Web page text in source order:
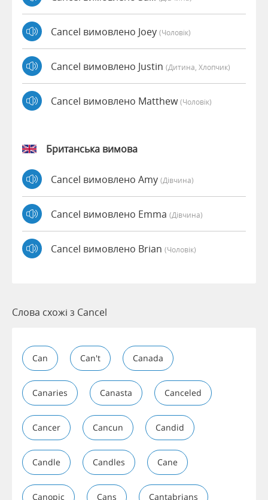
Cancel вимовлено Joey (чоловік)
Cancel вимовлено Justin (дитина, Хлопчик)
Cancel вимовлено Matthew(чоловік)
Британська вимова
Cancel вимовлено Amy (дівчина)
Cancel вимовлено Emma (дівчина)
Cancel вимовлено Brian (чоловік)
Слова схожі з Cancel
Can Can't Canada
Canaries Canasta Canceled
Cancer Cancun Candid
Candle Candles Cane
Canopic Cans Cantabrians